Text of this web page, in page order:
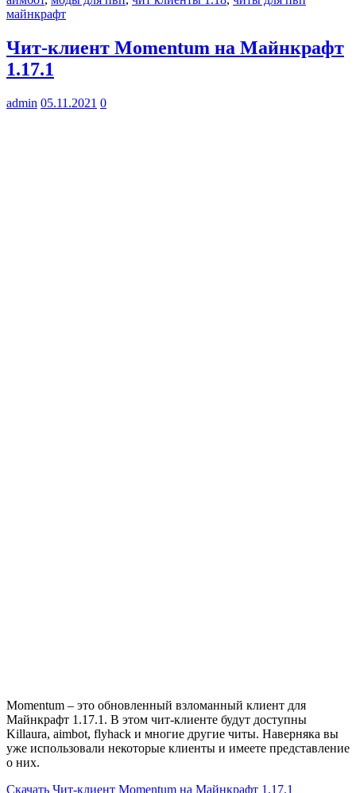
майнкрафт
Чит-клиент Momentum на Майнкрафт
1.17.1
admin 05.11.2021 0
Momentum – это обновленный взломанный клиент для
Майнкрафт 1.17.1. В этом чит-клиенте будут доступны
Killaura, aimbot, flyhack и многие другие читы. Наверняка вы
уже использовали некоторые клиенты и имеете представление
о них.
Скачать Чит-клиент Momentum на Майнкрафт 1.17.1